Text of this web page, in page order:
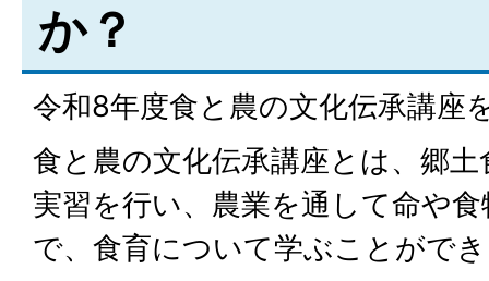
か？
令和8年度食と農の文化伝承講座
食と農の文化伝承講座とは、郷
実習を行い、農業を通して命や
で、食育について学ぶことがで